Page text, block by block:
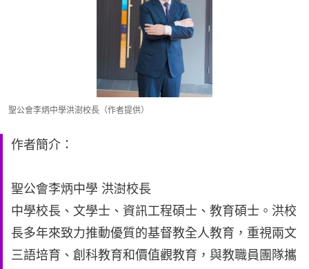
聖公會李炳中學洪澍校長（作者提供）
作者簡介：
聖公會李炳中學 洪澍校長
中學校長、文學士、資訊工程碩士、教育碩士。洪校
長多年來致力推動優質的基督教全人教育，重視兩文
三語培育、創科教育和價值觀教育，與教職員團隊攜